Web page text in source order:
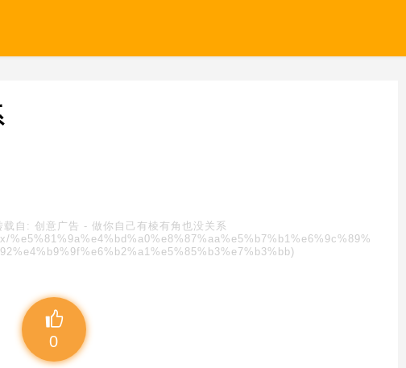
载自: 创意广告 - 做你自己有棱有角也没关系
0